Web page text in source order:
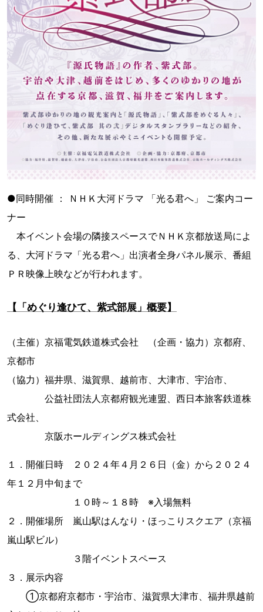
●同時開催 ： ＮＨＫ大河ドラマ 「光る君へ」 ご案内コー
ナー
本イベント会場の隣接スペースでＮＨＫ京都放送局によ
る、大河ドラマ「光る君へ」出演者全身パネル展示、番組
ＰＲ映像上映などが行われます。
【「めぐり逢ひて、紫式部展」概要】
（主催）京福電気鉄道株式会社 （企画・協力）京都府、
京都市
（協力）福井県、滋賀県、越前市、大津市、宇治市、
公益社団法人京都府観光連盟、西日本旅客鉄道株
式会社、
京阪ホールディングス株式会社
１．開催日時 ２０２４年４月２６日（金）から２０２４
年１２月中旬まで
１０時～１８時 ※入場無料
２．開催場所 嵐山駅はんなり・ほっこりスクエア（京福
嵐山駅ビル）
３階イベントスペース
３．展示内容
①京都府京都市・宇治市、滋賀県大津市、福井県越前